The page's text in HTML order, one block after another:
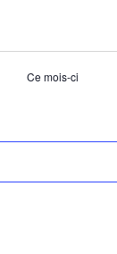
Ce mois-ci